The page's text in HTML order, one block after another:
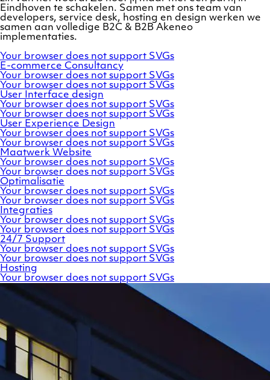
Eindhoven te schakelen. Samen met ons team van
developers, service desk, hosting en design werken we
samen aan volledige B2C & B2B Akeneo
implementaties.
Your browser does not support SVGs
E-commerce Consultancy
Your browser does not support SVGs
Your browser does not support SVGs
User
Interface design
Your browser does not support SVGs
Your browser does not support SVGs
User Experience Design
Your browser does not support SVGs
Your browser does not support SVGs
Maatwerk Website
Your browser does not support SVGs
Your browser does not support SVGs
Optimalisatie
Your browser does not support SVGs
Your browser does not support SVGs
Integraties
Your browser does not support SVGs
Your browser does not support SVGs
24/7 Support
Your browser does not support SVGs
Your browser does not support SVGs
Hosting
Your browser does not support SVGs